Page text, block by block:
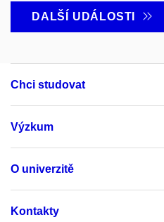
DALŠÍ UDÁLOSTI
Chci studovat
Výzkum
O univerzitě
Kontakty